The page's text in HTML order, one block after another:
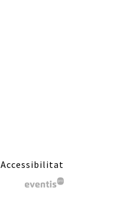
Accessibilitat